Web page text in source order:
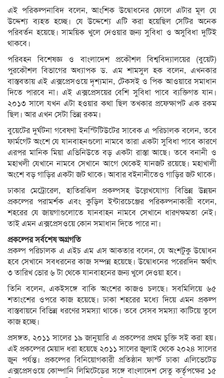
এই পরিকল্পনাবিদ বলেন, আংশিক উদ্বোধনের ফোলে এটার মূল যে
উদ্দেশ্য ব্যহত হচ্ছে। যে উদ্দেশ্যে এটি করা হয়েছিল সেটির অনেক
পরিবর্তন হয়েছে। সাময়িক খুলে দেওয়ার জন্য সুবিধা ও অসুবিধা দুটিই
থাকবে।
পরিবহন বিশেষজ্ঞ ও বাংলাদেশ প্রকৌশল বিশ্ববিদ্যালয়ের (বুয়েট)
পুরকৌশল বিভাগের অধ্যাপক ড. এম শামসুল হক বলেন, এখনকার
বাস্তবতায় এই এক্সপ্রেসওয়ে দৃশ্যমান, টেকসই ও পিক আওয়ারে সমাধান
দিতে পারবে না। এই এক্সপ্রেসয়ের বেশি সুবিধা পাবে ব্যক্তিগত যান।
২০১৩ সালে যখন এটা হওয়ার কথা ছিল তখকার প্রফেক্ষাপট এক রকম
ছিল। আর এখন সেটা ভিন্ন রকম।
বুয়েটের দুর্ঘটনা গবেষণা ইনস্টিটিউটের সাবেক এ পরিচালক বলেন, তবে
ফার্মগেট অংশে যে যানবাহনগুলো নামবে তারা একটা সুবিধা পাবে কারণে
এরপর মানিক মিয়া এভিনিউতে বড় একটা রাস্তা আছে। তবে বনানী ও
মহাখলী যেখানে নামবে সেখানে আগে থেকেই যানজট রয়েছে। মহাখালী
অংশে বড় গাড়ির একটা জট থাকে। আবার বইনানীতেও গাড়ির জট থাকে।
ঢাকার মেট্রোরেল, হাতিরঝিল প্রকল্পসহ উল্লেখযোগ্য বিভিন্ন উন্নয়ন
প্রকল্পের পরামর্শক এবং কুড়িল ইন্টারচেঞ্জের পরিকল্পনাকারী বলেন,
শহরের যে জায়গাগুলোতে যানবাহন নামবে সেখানে ধারণক্ষমতা নেই।
তাই এমন এক্সপ্রেসওয়ে কোন সমাধান দিতে পারে না।
প্রকল্পের সর্বশেষ অগ্রগতি
প্রকল্প পরিচালক এ এইচ এম এস আকতার বলেন, যে অংশটুকু উদ্বোধন
হবে সেখানে সবধরনের কাজ সম্পন্ন হয়েছে। উদ্বোধনের পরেরদিন অর্থাৎ
৩ তারিখ ভোর ৬ টা থেকে যানবাহনের জন্য খুলে দেওয়া হবে।
তিনি বলেন, একইসঙ্গে বাকি অংশের কাজও চলছে। সবমিলিয়ে ৬৫
শতাংশের ওপরে কাজ হয়েছে। ঢাকা শহরের মধ্যে দিয়ে এমন প্রকল্প
বাস্তবায়নে বিভিন্ন ধরণের সমস্যা থাকে। তবে সেসব সমস্যা কাটিয়ে তুলে
কাজ হচ্ছে।
প্রসঙ্গত, ২০১১ সালের ১৯ জানুয়ারি এ প্রকল্পের প্রথম চুক্তি সই করা হয়।
এই প্রকল্পের মেয়াদ ধরা হয়েছে ২০১১ সালের জুলাই থেকে ২০২৪ সালের
জুন পর্যন্ত। প্রকল্পের বিনিয়োগকারী প্রতিষ্ঠান ফার্স্ট ঢাকা এলিভেটেড
এক্সপ্রেসওয়ে কোম্পানি লিমিটেডের সঙ্গে বাংলাদেশ সেতু কর্তৃপক্ষের ১৫